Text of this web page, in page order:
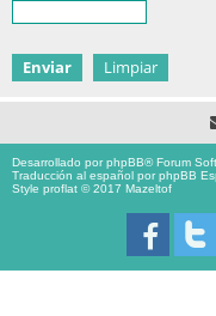
Desarrollado porphpBB® Forum
Traducción al español porphpBB
Style proflat © 2017 Mazeltof